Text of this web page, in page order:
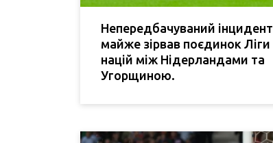
Непередбачуваний інцидент
майже зірвав поєдинок Ліги
націй між Нідерландами та
Угорщиною.